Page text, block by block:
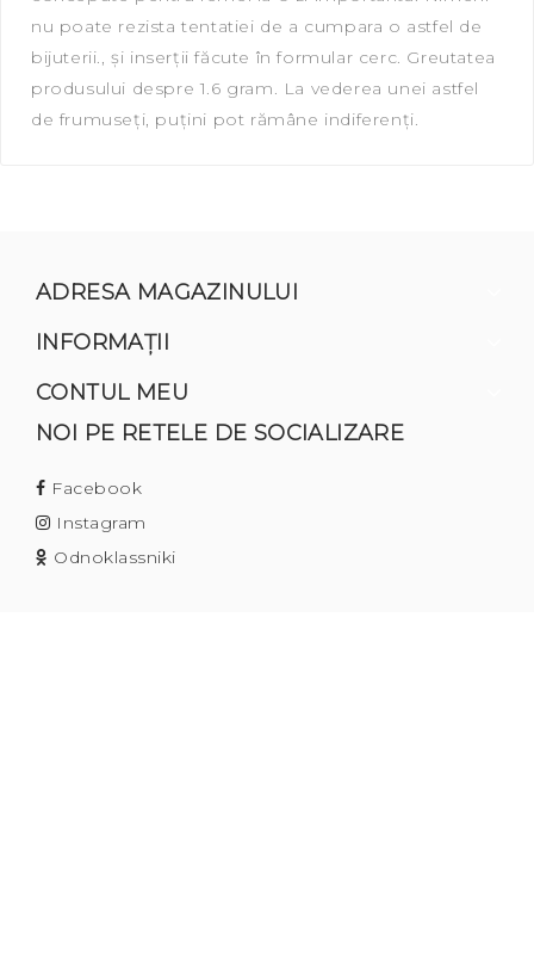
nu poate rezista tentatiei de a cumpara o astfel de
bijuterii., și inserții făcute în formular cerc. Greutatea
produsului despre 1.6 gram. La vederea unei astfel
de frumuseți, puțini pot rămâne indiferenți.
ADRESA MAGAZINULUI
INFORMAŢII
CONTUL MEU
NOI PE RETELE DE SOCIALIZARE
Facebook
Instagram
Odnoklassniki